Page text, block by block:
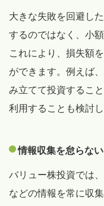
大きな失敗を回避し
するのではなく、小
これにより、損失額
ができます。例えば
み立てて投資するこ
利用することも検討し
情報収集を怠らな
バリュー株投資では
などの情報を常に収